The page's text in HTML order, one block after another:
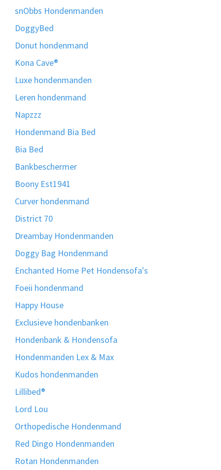
snObbs Hondenmanden
DoggyBed
Donut hondenmand
Kona Cave®
Luxe hondenmanden
Leren hondenmand
Napzzz
Hondenmand Bia Bed
Bia Bed
Bankbeschermer
Boony Est1941
Curver hondenmand
District 70
Dreambay Hondenmanden
Doggy Bag Hondenmand
Enchanted Home Pet Hondensofa's
Foeii hondenmand
Happy House
Exclusieve hondenbanken
Hondenbank & Hondensofa
Hondenmanden Lex & Max
Kudos hondenmanden
Lillibed®
Lord Lou
Orthopedische Hondenmand
Red Dingo Hondenmanden
Rotan Hondenmanden